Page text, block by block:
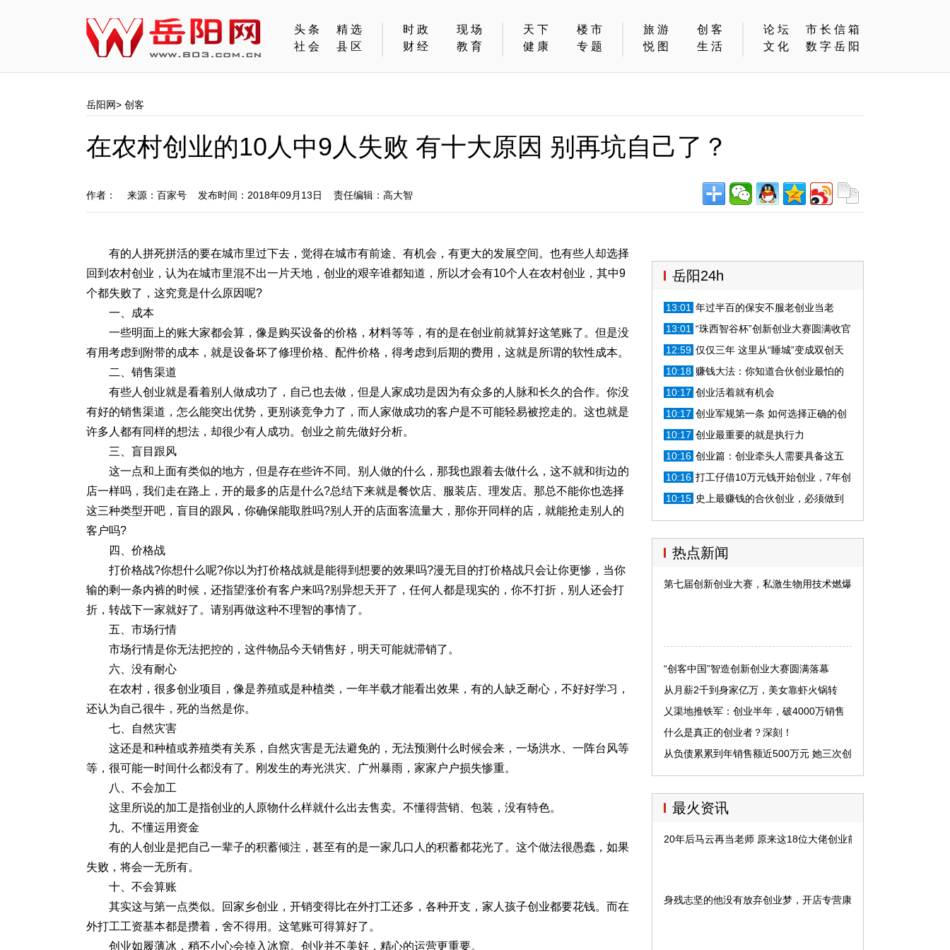
头条
精选
社会
县区
时政
现场
财经
教育
天下
楼市
健康
专题
旅游
创客
悦图
生活
论坛
市长信箱
文化
数字岳阳
岳阳网> 创客
在农村创业的10人中9人失败 有十大原因 别再坑自己了？
作者： 来源：百家号 发布时间：2018年09月13日 责任编辑：高大智
有的人拼死拼活的要在城市里过下去，觉得在城市有前途、有机会，有更大的发展空间。也有些人却选择
回到农村创业，认为在城市里混不出一片天地，创业的艰辛谁都知道，所以才会有10个人在农村创业，其中9
个都失败了，这究竟是什么原因呢?
一、成本
一些明面上的账大家都会算，像是购买设备的价格，材料等等，有的是在创业前就算好这笔账了。但是没
有用考虑到附带的成本，就是设备坏了修理价格、配件价格，得考虑到后期的费用，这就是所谓的软性成本。
二、销售渠道
有些人创业就是看着别人做成功了，自己也去做，但是人家成功是因为有众多的人脉和长久的合作。你没
有好的销售渠道，怎么能突出优势，更别谈竞争力了，而人家做成功的客户是不可能轻易被挖走的。这也就是
许多人都有同样的想法，却很少有人成功。创业之前先做好分析。
三、盲目跟风
这一点和上面有类似的地方，但是存在些许不同。别人做的什么，那我也跟着去做什么，这不就和街边的
店一样吗，我们走在路上，开的最多的店是什么?总结下来就是餐饮店、服装店、理发店。那总不能你也选择
这三种类型开吧，盲目的跟风，你确保能取胜吗?别人开的店面客流量大，那你开同样的店，就能抢走别人的
客户吗?
四、价格战
打价格战?你想什么呢?你以为打价格战就是能得到想要的效果吗?漫无目的打价格战只会让你更惨，当你
输的剩一条内裤的时候，还指望涨价有客户来吗?别异想天开了，任何人都是现实的，你不打折，别人还会打
折，转战下一家就好了。请别再做这种不理智的事情了。
五、市场行情
市场行情是你无法把控的，这件物品今天销售好，明天可能就滞销了。
六、没有耐心
在农村，很多创业项目，像是养殖或是种植类，一年半载才能看出效果，有的人缺乏耐心，不好好学习，
还认为自己很牛，死的当然是你。
七、自然灾害
这还是和种植或养殖类有关系，自然灾害是无法避免的，无法预测什么时候会来，一场洪水、一阵台风等
等，很可能一时间什么都没有了。刚发生的寿光洪灾、广州暴雨，家家户户损失惨重。
八、不会加工
这里所说的加工是指创业的人原物什么样就什么出去售卖。不懂得营销、包装，没有特色。
九、不懂运用资金
有的人创业是把自己一辈子的积蓄倾注，甚至有的是一家几口人的积蓄都花光了。这个做法很愚蠢，如果
失败，将会一无所有。
十、不会算账
其实这与第一点类似。回家乡创业，开销变得比在外打工还多，各种开支，家人孩子创业都要花钱。而在
外打工工资基本都是攒着，舍不得用。这笔账可得算好了。
创业如履薄冰，稍不小心会掉入冰窟。创业并不美好，精心的运营更重要。
岳阳24h
13:01 年过半百的保安不服老创业当老
板，终创自己的品牌
13:01 “珠西智谷杯”创新创业大赛圆满收官
12:59 仅仅三年 这里从“睡城”变成双创天
堂
10:18 赚钱大法：你知道合伙创业最怕的
事情是什么
10:17 创业活着就有机会
10:17 创业军规第一条 如何选择正确的创
业方向
10:17 创业最重要的就是执行力
10:16 创业篇：创业牵头人需要具备这五
条，看你具备了几条？
10:16 打工仔借10万元钱开始创业，7年创
亿万财富！
10:15 史上最赚钱的合伙创业，必须做到
这4点，百分百只赚不赔
热点新闻
第七届创新创业大赛，私激生物用技术燃爆赛场
“创客中国”智造创新创业大赛圆满落幕
从月薪2千到身家亿万，美女靠虾火锅转
型，4年开600家店狂赚3亿
乂渠地推铁军：创业半年，破4000万销售
额，明年要突破3亿
什么是真正的创业者？深刻！
从负债累累到年销售额近500万元 她三次创
业收获美丽青春
最火资讯
20年后马云再当老师 原来这18位大佬创业前也是老师
身残志坚的他没有放弃创业梦，开店专营康复类器材正式起家